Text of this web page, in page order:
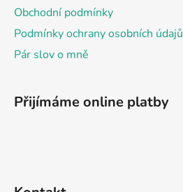
Obchodní podmínky
Podmínky ochrany osobních údajů
Pár slov o mně
Přijímáme online platby